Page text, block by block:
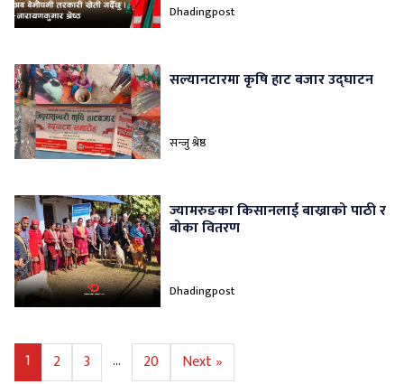
Dhadingpost
सल्यानटारमा कृषि हाट बजार उद्घाटन
सन्जु श्रेष्ठ
ज्यामरुङका किसानलाई बाख्राको पाठी र
बोका वितरण
Dhadingpost
1 2 3 … 20 Next »